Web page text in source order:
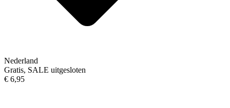
Nederland
Gratis, SALE uitgesloten
€ 6,95